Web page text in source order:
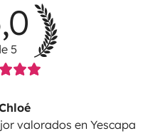
5
valorados en Yescapa